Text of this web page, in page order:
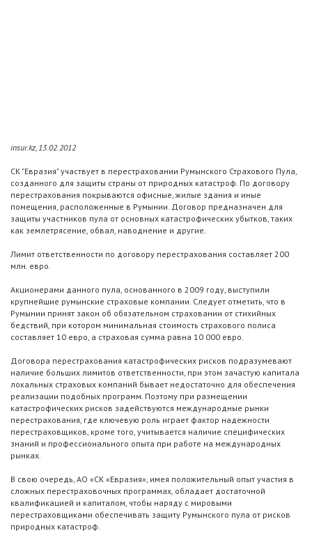
insur.kz, 13.02.2012
СК "Евразия" участвует в перестраховании Румынского Страхового Пула,
созданного для защиты страны от природных катастроф. По договору
перестрахования покрываются офисные, жилые здания и иные
помещения, расположенные в Румынии. Договор предназначен для
защиты участников пула от основных катастрофических убытков, таких
как землетрясение, обвал, наводнение и другие.
Лимит ответственности по договору перестрахования составляет 200
млн. евро.
Акционерами данного пула, основанного в 2009 году, выступили
крупнейшие румынские страховые компании. Следует отметить, что в
Румынии принят закон об обязательном страховании от стихийных
бедствий, при котором минимальная стоимость страхового полиса
составляет 10 евро, а страховая сумма равна 10 000 евро.
Договора перестрахования катастрофических рисков подразумевают
наличие больших лимитов ответственности, при этом зачастую капитала
локальных страховых компаний бывает недостаточно для обеспечения
реализации подобных программ. Поэтому при размещении
катастрофических рисков задействуются международные рынки
перестрахования, где ключевую роль играет фактор надежности
перестраховщиков, кроме того, учитывается наличие специфических
знаний и профессионального опыта при работе на международных
рынках.
В свою очередь, АО «СК «Евразия», имея положительный опыт участия в
сложных перестраховочных программах, обладает достаточной
квалификацией и капиталом, чтобы наряду с мировыми
перестраховщиками обеспечивать защиту Румынского пула от рисков
природных катастроф.